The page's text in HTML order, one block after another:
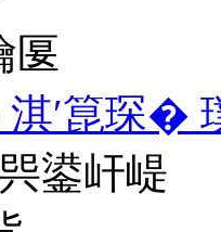
匽
′箟琛�
鍙屽崼